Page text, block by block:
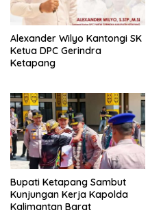
Alexander Wilyo Kantongi SK
Ketua DPC Gerindra
Ketapang
Bupati Ketapang Sambut
Kunjungan Kerja Kapolda
Kalimantan Barat